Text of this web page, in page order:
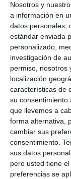
Nosotros y
a información en
datos personales,
estándar enviada
personalizado,
investigación de
permiso, nosotros
localización
características de
su consentimiento
que llevemos a
forma alternativa,
cambiar sus
consentimiento.
sus datos
pero usted tiene
preferencias se
repasar ,
Selectividad
Biología,
Economía,
Selectividad
Geografía ,
Selectividad
Selectividad
Selectividad
acceso a la
de Expresión
e Ingeniería II